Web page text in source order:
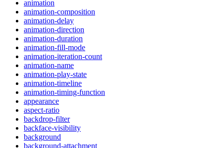
animation
animation-composition
animation-delay
animation-direction
animation-duration
animation-fill-mode
animation-iteration-count
animation-name
animation-play-state
animation-timeline
animation-timing-function
appearance
aspect-ratio
backdrop-filter
backface-visibility
background
background-attachment